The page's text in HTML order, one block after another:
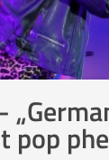
pop